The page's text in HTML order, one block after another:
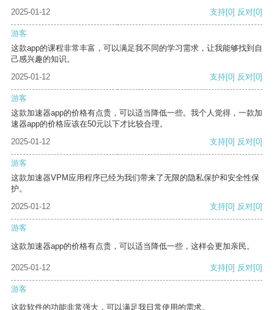
2025-01-12
支持[0] 反对[0]
游客
这款app的课程非常丰富，可以满足我不同的学习需求，让我能够找到自
己感兴趣的知识。
2025-01-12
支持[0] 反对[0]
游客
这款加速器app的价格有点贵，可以适当降低一些。我个人觉得，一款加
速器app的价格应该在50元以下才比较合理。
2025-01-12
支持[0] 反对[0]
游客
这款加速器VPM应用程序已经为我们带来了无限的隐私保护和安全性保
护。
2025-01-12
支持[0] 反对[0]
游客
这款加速器app的价格有点贵，可以适当降低一些，这样会更加亲民。
2025-01-12 支持[0] 反对[0]
游客
这款软件的功能非常强大，可以满足我日常使用的需求。